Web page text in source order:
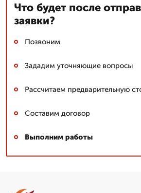
Что будет после
заявки?
Позвоним
Зададим уточняющие вопросы
Рассчитаем предварительную
Составим договор
Выполним работы